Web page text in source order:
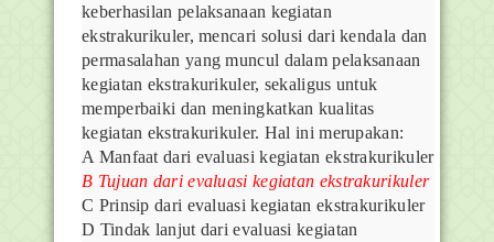
keberhasilan pelaksanaan kegiatan
ekstrakurikuler, mencari solusi dari kendala dan
permasalahan yang muncul dalam pelaksanaan
kegiatan ekstrakurikuler, sekaligus untuk
memperbaiki dan meningkatkan kualitas
kegiatan ekstrakurikuler. Hal ini merupakan:
A Manfaat dari evaluasi kegiatan ekstrakurikuler
B Tujuan dari evaluasi kegiatan ekstrakurikuler
C Prinsip dari evaluasi kegiatan ekstrakurikuler
D Tindak lanjut dari evaluasi kegiatan